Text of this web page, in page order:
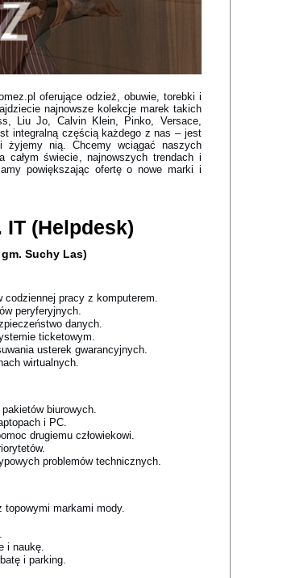
oferujące odzież, obuwie, torebki i
najnowsze kolekcje marek takich
Liu Jo, Calvin Klein, Pinko, Versace,
integralną częścią każdego z nas – jest
żyjemy nią. Chcemy wciągać naszych
całym świecie, najnowszych trendach i
powiększając ofertę o nowe marki i
(Helpdesk)
Suchy Las)
codziennej pracy z komputerem.
peryferyjnych.
danych.
ticketowym.
usterek gwarancyjnych.
wirtualnych.
biurowych.
i PC.
drugiemu człowiekowi.
problemów technicznych.
topowymi markami mody.
i naukę.
i parking.